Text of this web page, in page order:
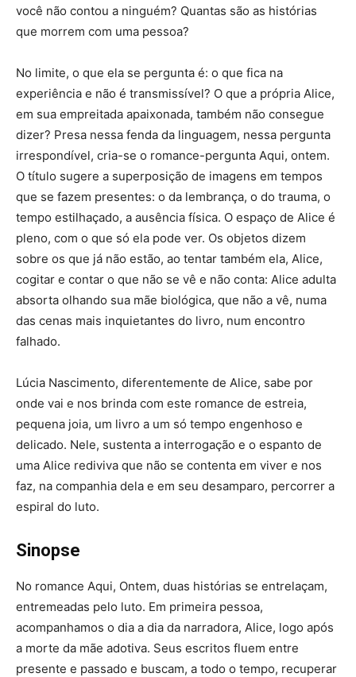
você não contou a ninguém? Quantas são as histórias
que morrem com uma pessoa?
No limite, o que ela se pergunta é: o que fica na
experiência e não é transmissível? O que a própria Alice,
em sua empreitada apaixonada, também não consegue
dizer? Presa nessa fenda da linguagem, nessa pergunta
irrespondível, cria-se o romance-pergunta Aqui, ontem.
O título sugere a superposição de imagens em tempos
que se fazem presentes: o da lembrança, o do trauma, o
tempo estilhaçado, a ausência física. O espaço de Alice é
pleno, com o que só ela pode ver. Os objetos dizem
sobre os que já não estão, ao tentar também ela, Alice,
cogitar e contar o que não se vê e não conta: Alice adulta
absorta olhando sua mãe biológica, que não a vê, numa
das cenas mais inquietantes do livro, num encontro
falhado.
Lúcia Nascimento, diferentemente de Alice, sabe por
onde vai e nos brinda com este romance de estreia,
pequena joia, um livro a um só tempo engenhoso e
delicado. Nele, sustenta a interrogação e o espanto de
uma Alice rediviva que não se contenta em viver e nos
faz, na companhia dela e em seu desamparo, percorrer a
espiral do luto.
Sinopse
No romance Aqui, Ontem, duas histórias se entrelaçam,
entremeadas pelo luto. Em primeira pessoa,
acompanhamos o dia a dia da narradora, Alice, logo após
a morte da mãe adotiva. Seus escritos fluem entre
presente e passado e buscam, a todo o tempo, recuperar